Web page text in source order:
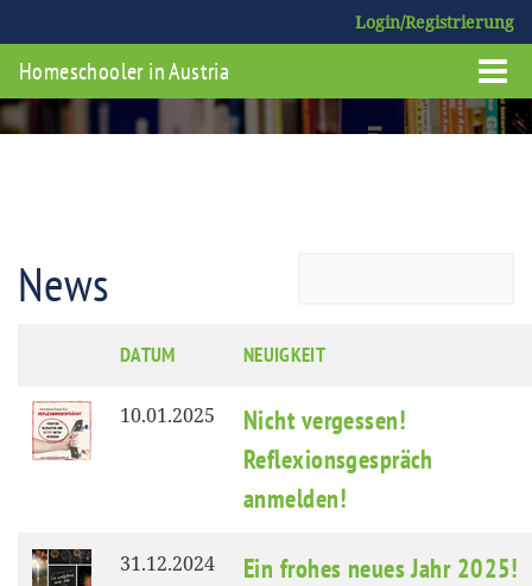
Login/Registrierung
Homeschooler in Austria
News
DATUM NEUIGKEIT
10.01.2025
Nicht vergessen!
Reflexionsgespräch
anmelden!
31.12.2024 Ein frohes neues Jahr 2025!